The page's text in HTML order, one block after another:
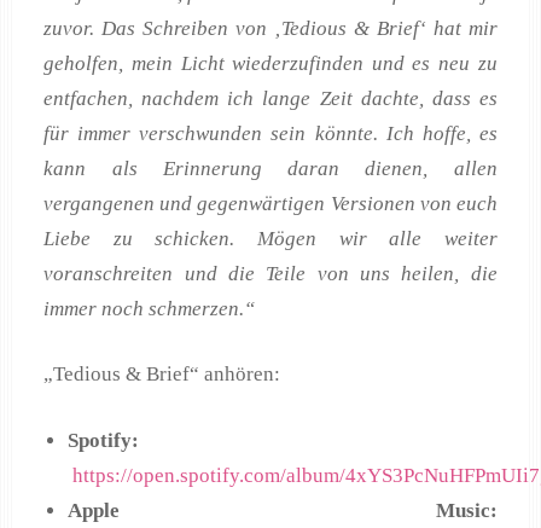
zuvor. Das Schreiben von ‚Tedious & Brief‘ hat mir
geholfen, mein Licht wiederzufinden und es neu zu
entfachen, nachdem ich lange Zeit dachte, dass es
für immer verschwunden sein könnte. Ich hoffe, es
kann als Erinnerung daran dienen, allen
vergangenen und gegenwärtigen Versionen von euch
Liebe zu schicken. Mögen wir alle weiter
voranschreiten und die Teile von uns heilen, die
immer noch schmerzen.“
„Tedious & Brief“ anhören:
Spotify:
https://open.spotify.com/album/
Apple Music: